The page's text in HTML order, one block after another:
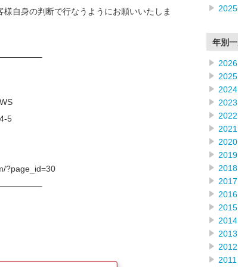
自身の判断で行なうようにお願いいたしま
NEWS
田馬場2-14-5
?page_id=30
年別
2026
2025
2024
2023
2022
2021
2020
2019
2018
2017
2016
2015
2014
2013
2012
2011